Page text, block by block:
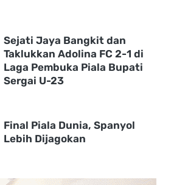
Sejati Jaya Bangkit dan
Taklukkan Adolina FC 2-1 di
Laga Pembuka Piala Bupati
Sergai U-23
Final Piala Dunia, Spanyol
Lebih Dijagokan